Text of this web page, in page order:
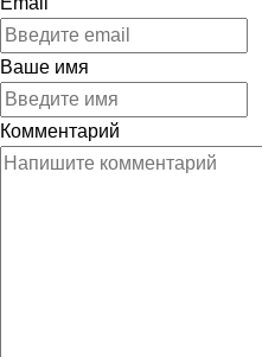
Ваше имя
Комментарий